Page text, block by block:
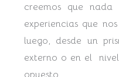
creemos que
experiencias que
luego, desde un
externo o en el
opuesto.